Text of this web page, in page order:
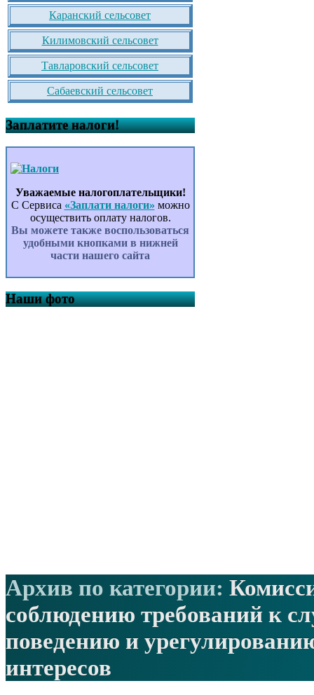
Каранский сельсовет
Килимовский сельсовет
Тавларовский сельсовет
Сабаевский сельсовет
Заплатите налоги!
Уважаемые налогоплательщики!
С Сервиса «Заплати налоги» можно
осуществить оплату налогов.
Вы можете также воспользоваться
удобными кнопками в нижней
части нашего сайта
Наши фото
Архив по категории:
соблюдению требований к
поведению и
интересов